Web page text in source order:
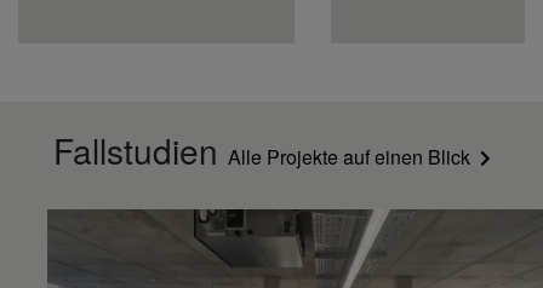
Fallstudien Alle Projekte auf einen Blick